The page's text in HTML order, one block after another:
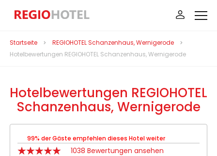
Startseite
REGIOHOTEL Schanzenhaus, Wernigerode
Hotelbewertungen REGIOHOTEL Schanzenhaus, Wernigerode
Hotelbewertungen REGIOHOTEL
Schanzenhaus, Wernigerode
99% der Gäste empfehlen dieses Hotel weiter
1038 Bewertungen ansehen